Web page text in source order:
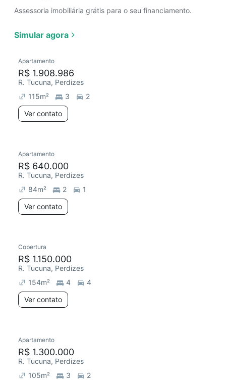
Assessoria imobiliária grátis para o seu financiamento.
Simular agora
Apartamento
R$ 1.908.986
R. Tucuna, Perdizes
115m² 3
2
Ver contato
Apartamento
R$ 640.000
R. Tucuna, Perdizes
84m² 2
1
Ver contato
Cobertura
R$ 1.150.000
R. Tucuna, Perdizes
154m² 4
4
Ver contato
Apartamento
R$ 1.300.000
R. Tucuna, Perdizes
105m² 3
2